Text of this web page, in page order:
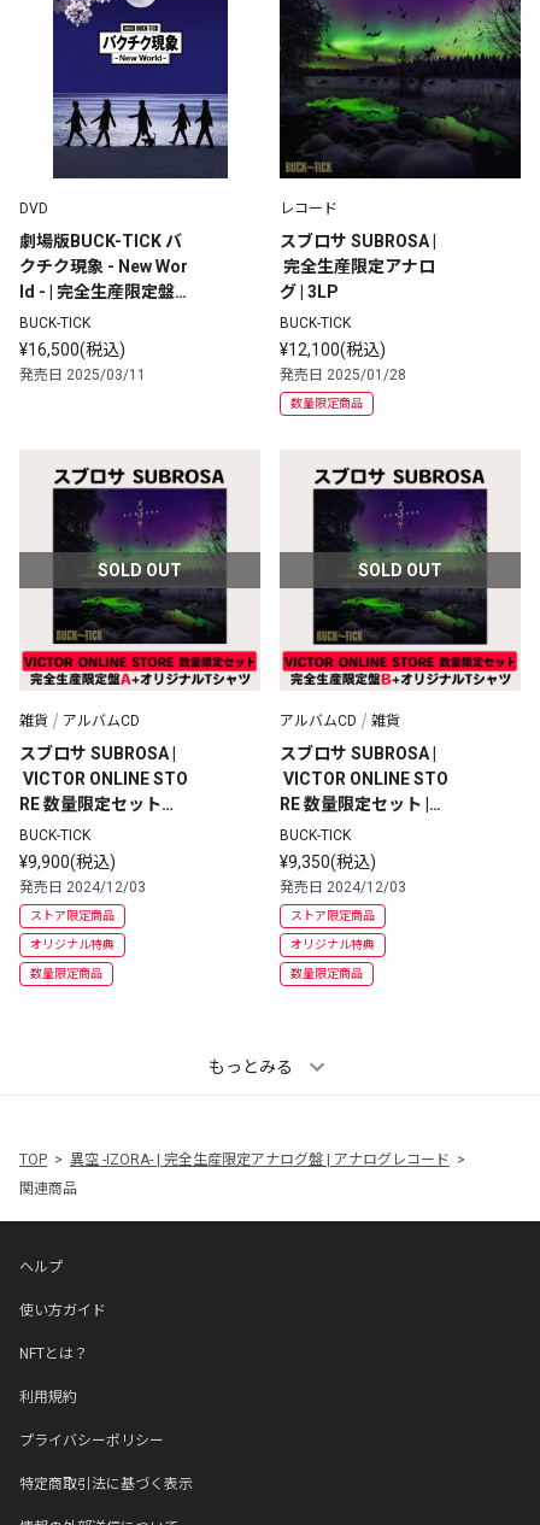
DVD
劇場版BUCK-TICK バ
クチク現象 - New Wor
ld - | 完全生産限定盤 |
DVD
BUCK-TICK
¥16,500(税込)
発売日 2025/03/11
レコード
スブロサ SUBROSA |
完全生産限定アナロ
グ | 3LP
BUCK-TICK
¥12,100(税込)
発売日 2025/01/28
数量限定商品
SOLD OUT
雑貨 アルバムCD
スブロサ SUBROSA |
VICTOR ONLINE STO
RE 数量限定セット｜
完全生産限定盤A+オ
リジナルTシャツ
BUCK-TICK
¥9,900(税込)
発売日 2024/12/03
ストア限定商品
オリジナル特典
数量限定商品
SOLD OUT
アルバムCD 雑貨
スブロサ SUBROSA |
VICTOR ONLINE STO
RE 数量限定セット |
完全生産限定盤B+オ
リジナルTシャツ
BUCK-TICK
¥9,350(税込)
発売日 2024/12/03
ストア限定商品
オリジナル特典
数量限定商品
もっとみる
TOP
異空 -IZORA- | 完全生産限定アナログ盤 | アナログレコード
関連商品
ヘルプ
使い方ガイド
NFTとは？
利用規約
プライバシーポリシー
特定商取引法に基づく表示